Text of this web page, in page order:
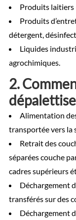
Produits laitiers
Produits
détergent,
Liquides
agrochimiques.
2.
Alimentation
transportée vers la
Retrait des
séparées couche
cadres supérieurs
Déchargement
transférés sur des
Déchargement